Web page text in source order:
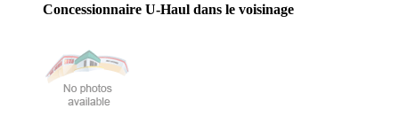
Concessionnaire U-Haul dans le voisinage